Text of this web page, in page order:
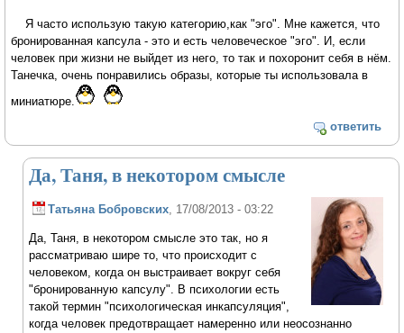
Я часто использую такую категорию,как "эго". Мне кажется, что
бронированная капсула - это и есть человеческое "эго". И, если
человек при жизни не выйдет из него, то так и похоронит себя в нём.
Танечка, очень понравились образы, которые ты использовала в
миниатюре.
ответить
Да, Таня, в некотором смысле
Татьяна Бобровских , 17/08/2013 - 03:22
Да, Таня, в некотором смысле это так, но я
рассматриваю шире то, что происходит с
человеком, когда он выстраивает вокруг себя
"бронированную капсулу". В психологии есть
такой термин "психологическая инкапсуляция",
когда человек предотвращает намеренно или неосознанно